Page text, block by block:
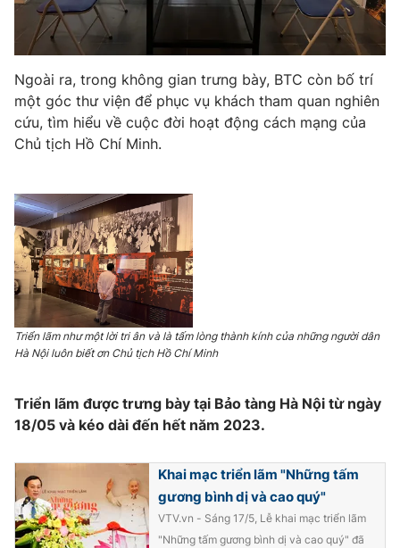
Ngoài ra, trong không gian trưng bày, BTC còn bố trí
một góc thư viện để phục vụ khách tham quan nghiên
cứu, tìm hiểu về cuộc đời hoạt động cách mạng của
Chủ tịch Hồ Chí Minh.
Triển lãm như một lời tri ân và là tấm lòng thành kính của những người dân
Hà Nội luôn biết ơn Chủ tịch Hồ Chí Minh
Triển lãm được trưng bày tại Bảo tàng Hà Nội từ ngày
18/05 và kéo dài đến hết năm 2023.
Khai mạc triển lãm "Những tấm
gương bình dị và cao quý"
VTV.vn - Sáng 17/5, Lễ khai mạc triển lãm
"Những tấm gương bình dị và cao quý" đã